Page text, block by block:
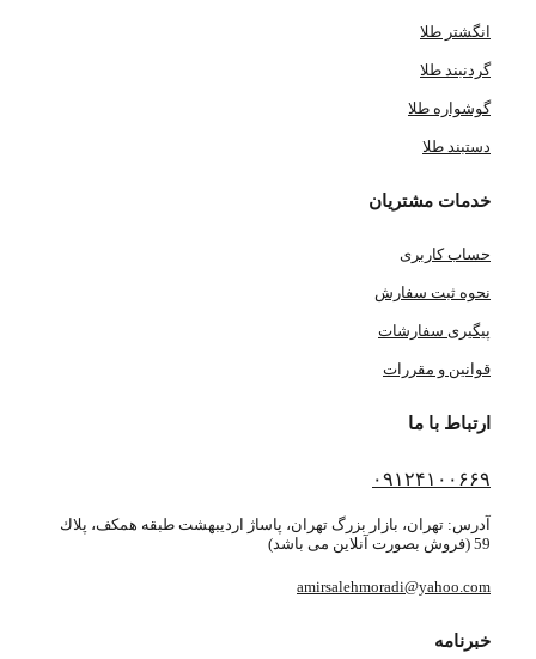
انگشتر طلا
گردنبند طلا
گوشواره طلا
دستبند طلا
خدمات مشتریان
حساب کاربری
نحوه ثبت سفارش
پیگیری سفارشات
قوانین و مقررات
ارتباط با ما
۰۹۱۲۴۱۰۰۶۶۹
آدرس: تهران، بازار بزرگ تهران، پاساژ ارديبهشت طبقه همكف، پلاك
59 (فروش بصورت آنلاین می باشد)
amirsalehmoradi@yahoo.com
خبرنامه